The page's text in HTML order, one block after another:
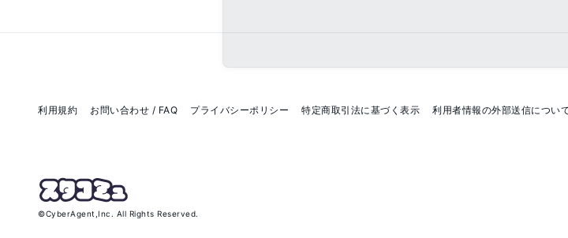
利用規約 お問い合わせ / FAQ プライバシーポリシー 特定商取引法に基づく表示 利用者情報の外部送信につい
©CyberAgent,Inc. All Rights Reserved.